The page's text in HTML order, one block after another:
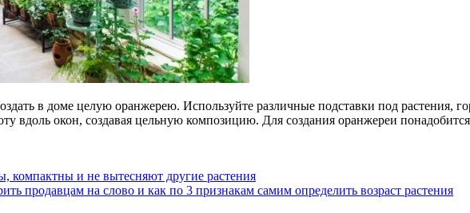
в доме целую оранжерею. Используйте различные подставки под растения,
вдоль окон, создавая цельную композицию. Для создания оранжереи понадобится
компактны и не вытесняют другие растения
продавцам на слово и как по 3 признакам самим определить возраст растения